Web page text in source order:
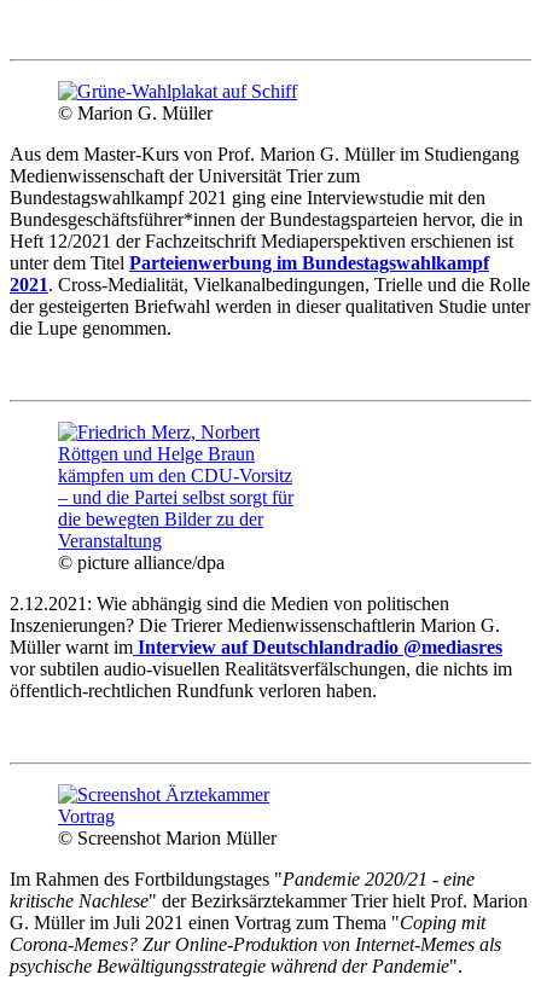
© Marion G. Müller
Aus dem Master-Kurs von Prof. Marion G. Müller im Studiengang
Medienwissenschaft der Universität Trier zum
Bundestagswahlkampf 2021 ging eine Interviewstudie mit den
Bundesgeschäftsführer*innen der Bundestagsparteien hervor, die in
Heft 12/2021 der Fachzeitschrift Mediaperspektiven erschienen ist
unter dem Titel Parteienwerbung im Bundestagswahlkampf
2021. Cross-Medialität, Vielkanalbedingungen, Trielle und die Rolle
der gesteigerten Briefwahl werden in dieser qualitativen Studie unter
die Lupe genommen.
© picture alliance/dpa
2.12.2021: Wie abhängig sind die Medien von politischen
Inszenierungen? Die Trierer Medienwissenschaftlerin Marion G.
Müller warnt im Interview auf Deutschlandradio @mediasres
vor subtilen audio-visuellen Realitätsverfälschungen, die nichts im
öffentlich-rechtlichen Rundfunk verloren haben.
© Screenshot Marion Müller
Im Rahmen des Fortbildungstages "Pandemie 2020/21 - eine
kritische Nachlese" der Bezirksärztekammer Trier hielt Prof. Marion
G. Müller im Juli 2021 einen Vortrag zum Thema "Coping mit
Corona-Memes? Zur Online-Produktion von Internet-Memes als
psychische Bewältigungsstrategie während der Pandemie".